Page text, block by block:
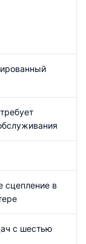
сцепление в
с шестью